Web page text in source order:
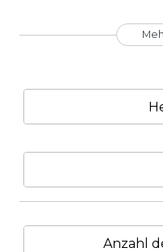
die
um den Transport
ermöglichen.
Multisplit
ihrer Effizienz, ihres
Beliebtheit in
€
Anzahl